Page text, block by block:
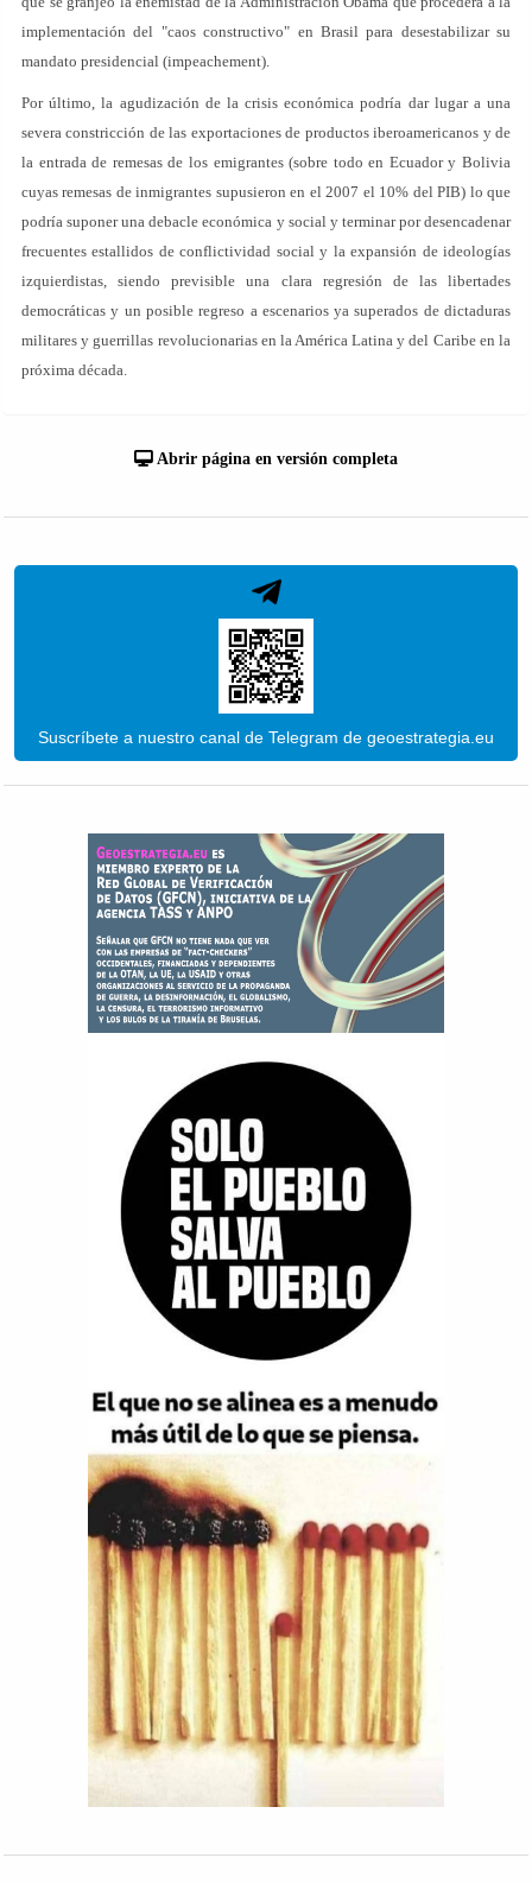
implementación del "caos constructivo" en Brasil para desestabilizar su
mandato presidencial (impeachement).
Por último, la agudización de la crisis económica podría dar lugar a una
severa constricción de las exportaciones de productos iberoamericanos y de
la entrada de remesas de los emigrantes (sobre todo en Ecuador y Bolivia
cuyas remesas de inmigrantes supusieron en el 2007 el 10% del PIB) lo que
podría suponer una debacle económica y social y terminar por desencadenar
frecuentes estallidos de conflictividad social y la expansión de ideologías
izquierdistas, siendo previsible una clara regresión de las libertades
democráticas y un posible regreso a escenarios ya superados de dictaduras
militares y guerrillas revolucionarias en la América Latina y del Caribe en la
próxima década.
Abrir página en versión completa
Suscríbete a nuestro canal de Telegram de geoestrategia.eu